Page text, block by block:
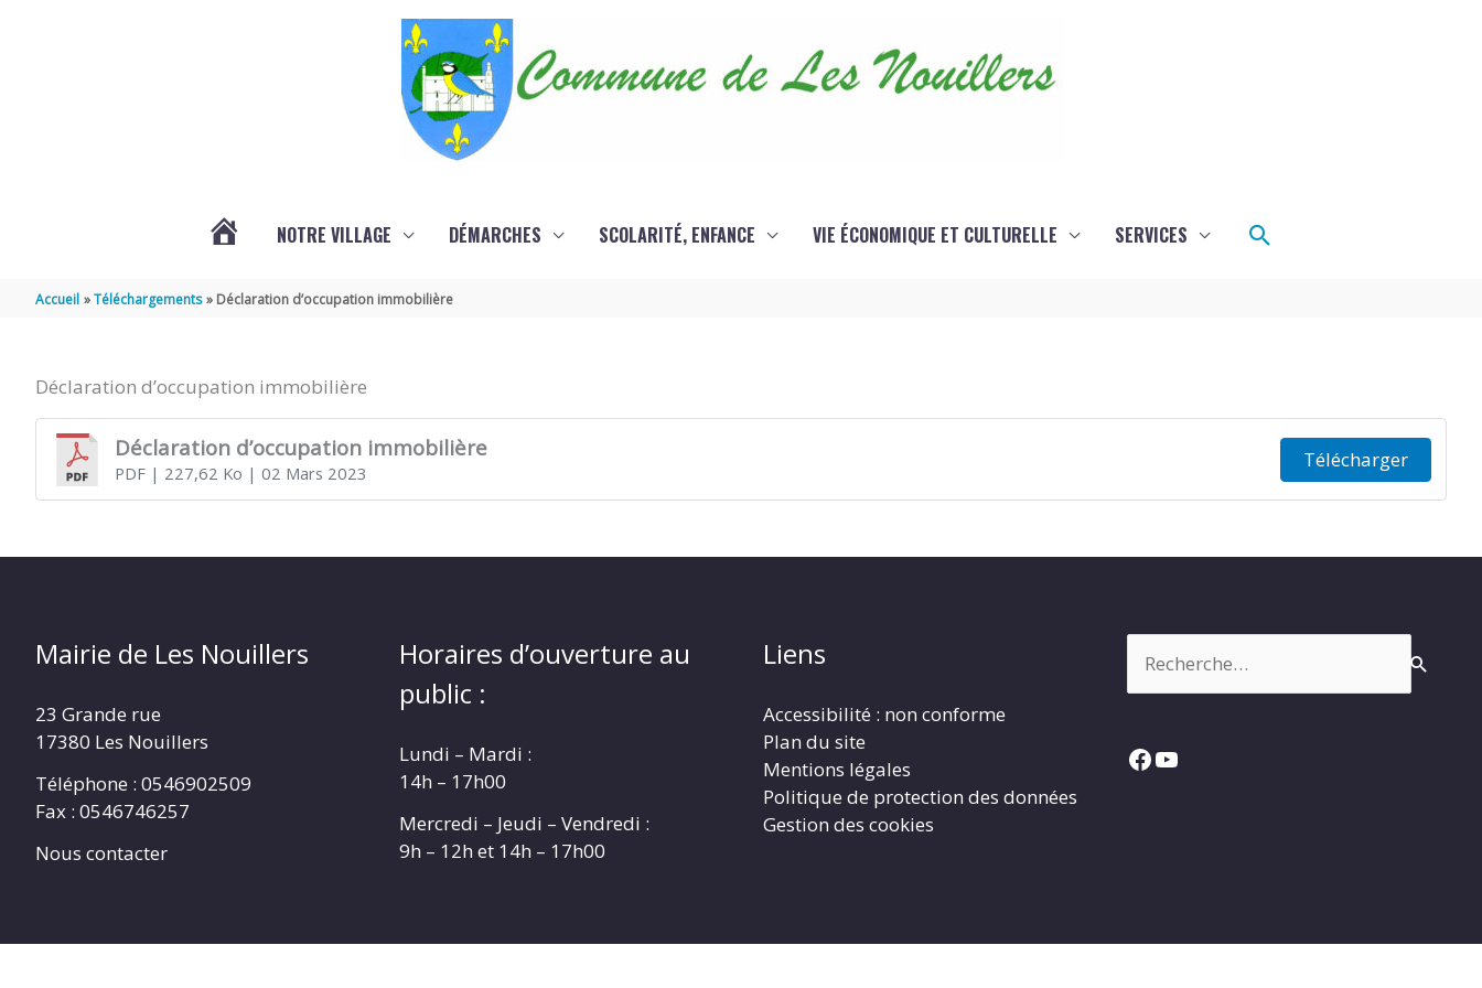
NOTRE VILLAGE DÉMARCHES SCOLARITÉ, ENFANCE VIE ÉCONOMIQUE ET CULTURELLE SERVICES Rechercher
Accueil Téléchargements Déclaration d’occupation immobilière
Déclaration d’occupation immobilière
Déclaration d’occupation immobilière
PDF| 227,62 Ko | 02 Mars 2023
Télécharger
Mairie de Les Nouillers
23 Grande rue
17380 Les Nouillers
Téléphone : 0546902509
Fax : 0546746257
Nous contacter
Horaires d’ouverture au
public :
Lundi – Mardi :
14h – 17h00
Mercredi – Jeudi – Vendredi :
9h – 12h et 14h – 17h00
Liens
Accessibilité : non conforme
Plan du site
Mentions légales
Politique de protection des données
Gestion des cookies
Facebook
YouTube